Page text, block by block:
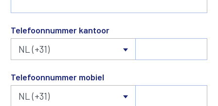
Telefoonnummer kantoor
Telefoonnummer mobiel